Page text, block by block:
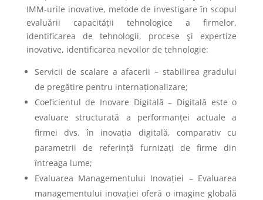
IMM-urile inovative, metode de investigare în scopul
evaluării capacității tehnologice a firmelor,
identificarea de tehnologii, procese şi expertize
inovative, identificarea nevoilor de tehnologie:
Servicii de scalare a afacerii – stabilirea gradului
de pregătire pentru internaționalizare;
Coeficientul de Inovare Digitală – Digitală este o
evaluare structurată a performanței actuale a
firmei dvs. în inovația digitală, comparativ cu
parametrii de referință furnizați de firme din
întreaga lume;
Evaluarea Managementului Inovației – Evaluarea
managementului inovației oferă o imagine globală